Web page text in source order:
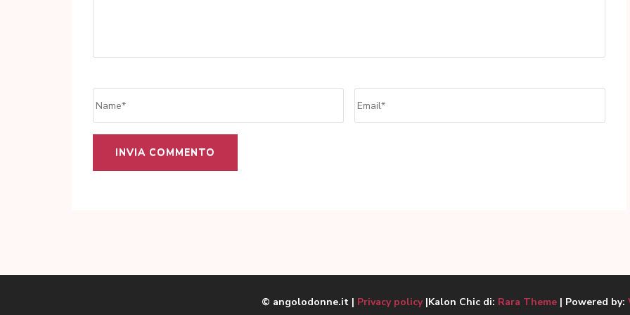
© angolodonne.it | Privacy policy |Kalon Chic di: Rara Theme| Powered by: